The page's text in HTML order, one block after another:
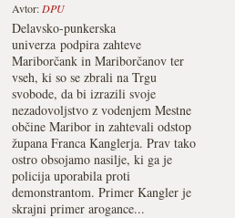
Avtor: DPU
Delavsko-punkerska
univerza podpira zahteve
Mariborčank in Mariborčanov ter
vseh, ki so se zbrali na Trgu
svobode, da bi izrazili svoje
nezadovoljstvo z vodenjem Mestne
občine Maribor in zahtevali odstop
župana Franca Kanglerja. Prav tako
ostro obsojamo nasilje, ki ga je
policija uporabila proti
demonstrantom. Primer Kangler je
skrajni primer arogance...